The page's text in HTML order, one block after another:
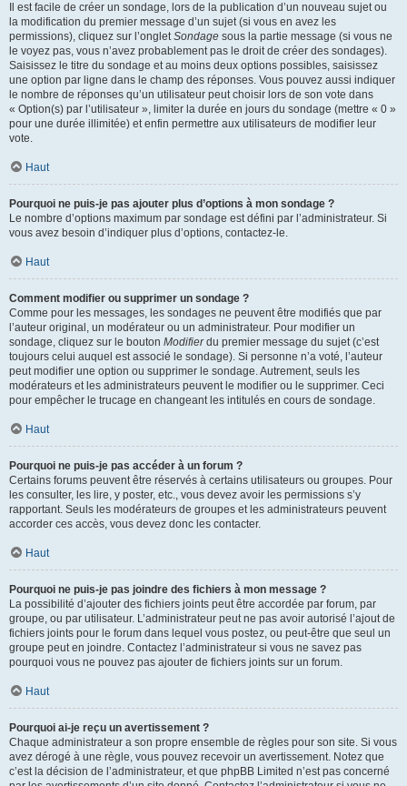
Il est facile de créer un sondage, lors de la publication d’un nouveau sujet ou
la modification du premier message d’un sujet (si vous en avez les
permissions), cliquez sur l’ongletSondage sous la partie message (si vous ne
le voyez pas, vous n’avez probablement pas le droit de créer des sondages).
Saisissez le titre du sondage et au moins deux options possibles, saisissez
une option par ligne dans le champ des réponses. Vous pouvez aussi indiquer
le nombre de réponses qu’un utilisateur peut choisir lors de son vote dans
« Option(s) par l’utilisateur », limiter la durée en jours du sondage (mettre « 0 »
pour une durée illimitée) et enfin permettre aux utilisateurs de modifier leur
vote.
Haut
Pourquoi ne puis-je pas ajouter plus d’options à mon sondage ?
Le nombre d’options maximum par sondage est défini par l’administrateur. Si
vous avez besoin d’indiquer plus d’options, contactez-le.
Haut
Comment modifier ou supprimer un sondage ?
Comme pour les messages, les sondages ne peuvent être modifiés que par
l’auteur original, un modérateur ou un administrateur. Pour modifier un
sondage, cliquez sur le bouton Modifierdu premier message du sujet (c’est
toujours celui auquel est associé le sondage). Si personne n’a voté, l’auteur
peut modifier une option ou supprimer le sondage. Autrement, seuls les
modérateurs et les administrateurs peuvent le modifier ou le supprimer. Ceci
pour empêcher le trucage en changeant les intitulés en cours de sondage.
Haut
Pourquoi ne puis-je pas accéder à un forum ?
Certains forums peuvent être réservés à certains utilisateurs ou groupes. Pour
les consulter, les lire, y poster, etc., vous devez avoir les permissions s’y
rapportant. Seuls les modérateurs de groupes et les administrateurs peuvent
accorder ces accès, vous devez donc les contacter.
Haut
Pourquoi ne puis-je pas joindre des fichiers à mon message ?
La possibilité d’ajouter des fichiers joints peut être accordée par forum, par
groupe, ou par utilisateur. L’administrateur peut ne pas avoir autorisé l’ajout de
fichiers joints pour le forum dans lequel vous postez, ou peut-être que seul un
groupe peut en joindre. Contactez l’administrateur si vous ne savez pas
pourquoi vous ne pouvez pas ajouter de fichiers joints sur un forum.
Haut
Pourquoi ai-je reçu un avertissement ?
Chaque administrateur a son propre ensemble de règles pour son site. Si vous
avez dérogé à une règle, vous pouvez recevoir un avertissement. Notez que
c’est la décision de l’administrateur, et que phpBB Limited n’est pas concerné